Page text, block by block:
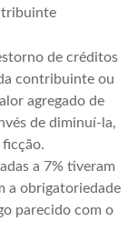
de créditos
contribuinte ou
agregado de
de diminuí-la,
a 7% tiveram
a obrigatoriedade
parecido com o